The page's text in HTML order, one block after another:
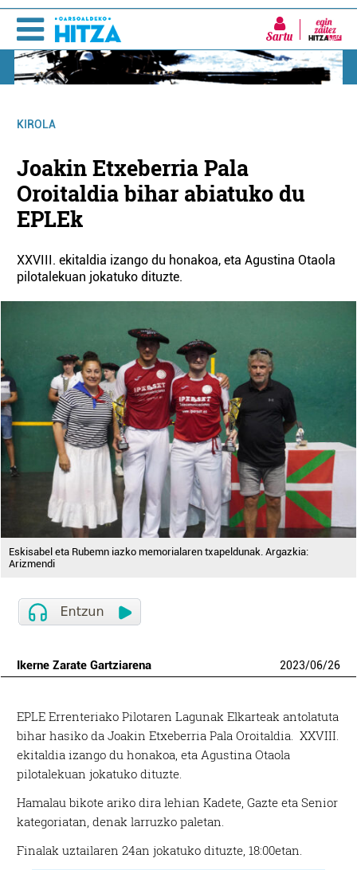
Sartu
KIROLA
Joakin Etxeberria Pala
Oroitaldia bihar abiatuko du
EPLEk
XXVIII. ekitaldia izango du honakoa, eta Agustina Otaola
pilotalekuan jokatuko dituzte.
Eskisabel eta Rubemn iazko memorialaren txapeldunak. Argazkia:
Arizmendi
Ikerne Zarate Gartziarena 2023/06/26
EPLE Errenteriako Pilotaren Lagunak Elkarteak antolatuta
bihar hasiko da Joakin Etxeberria Pala Oroitaldia. XXVIII.
ekitaldia izango du honakoa, eta Agustina Otaola
pilotalekuan jokatuko dituzte.
Hamalau bikote ariko dira lehian Kadete, Gazte eta Senior
kategoriatan, denak larruzko paletan.
Finalak uztailaren 24an jokatuko dituzte, 18:00etan.